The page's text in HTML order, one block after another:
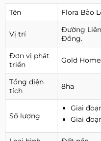
Tên Flora Bảo
Vị trí
Đường
Đồng.
Đơn vị phát
triển
Gold
Tổng diện
tích
8ha
Số lượng
Giai
Giai